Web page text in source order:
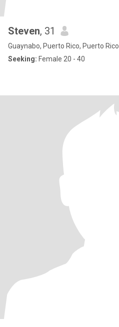
Steven, 31
Guaynabo, Puerto Rico, Puerto Rico
Seeking: Female 20 - 40